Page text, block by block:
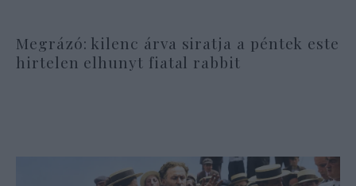
Megrázó: kilenc árva siratja a péntek este
hirtelen elhunyt fiatal rabbit